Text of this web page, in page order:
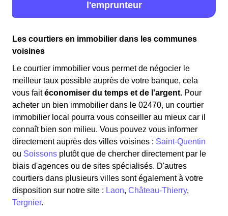
l'emprunteur
Les courtiers en immobilier dans les communes
voisines
Le courtier immobilier vous permet de négocier le
meilleur taux possible auprès de votre banque, cela
vous faitéconomiser du temps et de l'argent. Pour
acheter un bien immobilier dans le 02470, un courtier
immobilier local pourra vous conseiller au mieux car il
connaît bien son milieu. Vous pouvez vous informer
directement auprès des villes voisines : Saint-Quentin
ou Soissons plutôt que de chercher directement par le
biais d'agences ou de sites spécialisés. D'autres
courtiers dans plusieurs villes sont également à votre
disposition sur notre site : Laon, Château-Thierry,
Tergnier.